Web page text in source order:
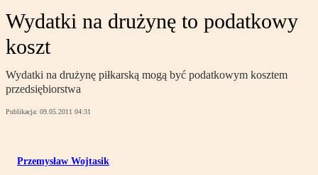
Wydatki na drużynę to podatkowy
koszt
Wydatki na drużynę piłkarską mogą być podatkowym kosztem
przedsiębiorstwa
Publikacja: 09.05.2011 04:31
Przemysław Wojtasik